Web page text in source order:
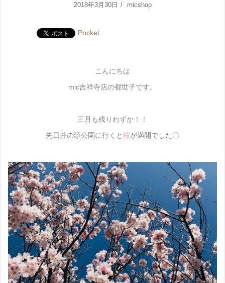
2018年3月30日 micshop
Pocket
こんにちは
mic吉祥寺店の都世子です。
三月も残りわずか！！
先日井の頭公園に行くと桜が満開でした〇